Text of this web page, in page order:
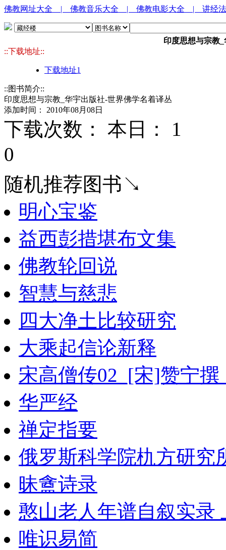
佛教网址大全 | 佛教音乐大全 | 佛教电影大全 | 讲经
印度思想与宗教
::下载地址::
下载地址1
::图书简介::
印度思想与宗教_华宇出版社-世界佛学名着译丛
添加时间： 2010年08月08日
下载次数： 本日： 1
0
随机推荐图书↘
明心宝鉴
益西彭措堪布文集
佛教轮回说
智慧与慈悲
四大净土比较研究
大乘起信论新释
宋高僧传02_[宋]赞宁
华严经
禅定指要
俄罗斯科学院朹方研究
昧盦诗录
憨山老人年谱自叙实录
唯识易简